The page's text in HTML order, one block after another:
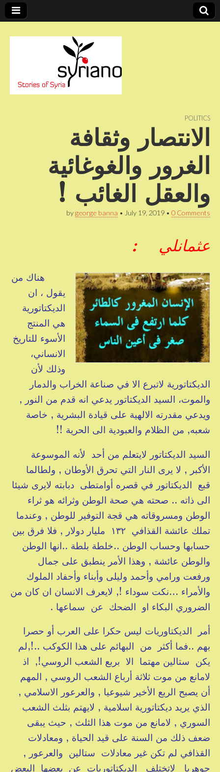
syriano POLITICS
الانتصار وثقافة
الغرور والغوغائية
والعقل الغائب !
bygeorge banna • July 19, 2019 • 0 Comments
عثمانلي :
هناك من
يقول ، ان
الديكتاتورية
هي المنتج
الأسوء للتاريخ
الانساني،
وذلك لأن
الديكتاتورية لاتبرع الا في صناعة الخراب والدمار
والموت، السيد الديكتاتور يدعي انه قدم من النور ,
ويدعي مقدرته الالهية على قيادة البشرية , خاصة
شعبه, من الظلام والعبودية الى الحرية !!
السيد الديكتاتور لايتعلم من أحد لأنه الموسوعة
الأكبر , لا يرى النار التي تحرق الأوطان , ولطالما
قبع الديكتاتور في قصره أوامتطى دبابته لايرى شيئا
الى ذاته .. صحته هي صحة الوطن وثرائه هو ثراء
الوطن ومسروقاته هي قجة التوفير للوطن , وعندما
تملك عائشة القذافي ١٣٢ مليار دولار , فلا فرق بين
حسابها وحساب الوطن ..خلطة بلطة ..انها الوطن
والوطن عائشة , وهذا الأمر ينطبق على جمال
ورفعت ورامي وأحمد وليلى وأبناء وأحفاد الملوك
والأمراء …نكت سوداء !, لايعرف الانسان ان كان من
الضروري البكاء او الضحك عن سماعها .
أمر الديكتاوريات ليس حكرا على العرب أو حصرا
بهم ..فما أكثر من البهائم على هذا الكوكب ..!,لم
يكن ستالين مهتما الا بربع الشعب الروسي!, اذ
لامانع من موت ثلاثة أرباع الشعب الروسي , المهم
أن يصبح الربع الأخير شيوعيا , والعرعور الاسلامي ,
الذي يريد ديكتاتورية اسلامية , لايهتم بثلث الشعب
السوري , لامانع من موت هذا الثلث , حيث يبقى
ضعف ذلك من السنة على قيد الحياة , ومعادلات
القذافي لم تكن غير معادلات ستالين والعرعور ,
جوهريا لاتختلف الديكتاتوريات عن بعضها البعض